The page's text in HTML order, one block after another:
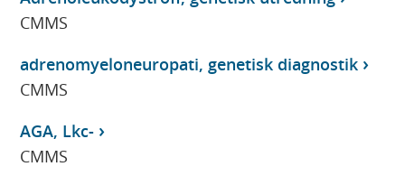
CMMS
adrenomyeloneuropati, genetisk diagnostik
CMMS
AGA, Lkc-
CMMS